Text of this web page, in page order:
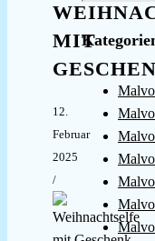
MIT
12.
Februar
2025
/